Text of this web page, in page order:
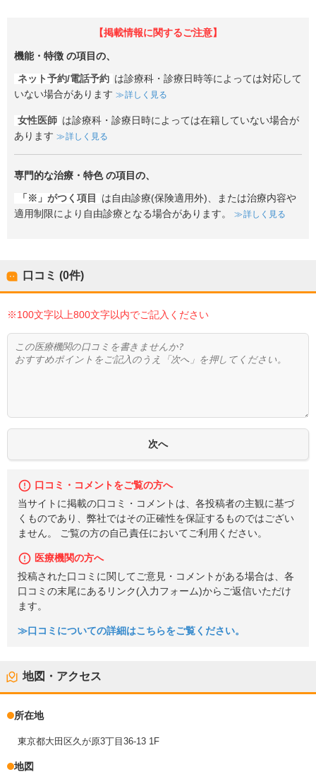
【掲載情報に関するご注意】
機能・特徴 の項目の、
ネット予約/電話予約 は診療科・診療日時等によっては対応して
いない場合があります
詳しく見る
女性医師 は診療科・診療日時によっては在籍していない場合が
あります
詳しく見る
専門的な治療・特色の項目の、
「※」がつく項目
は自由診療(保険適用外)、または治療内容や
適用制限により自由診療となる場合があります。
詳しく見る
口コミ (0件)
※100文字以上800文字以内でご記入ください
口コミ・コメントをご覧の方へ
当サイトに掲載の口コミ・コメントは、各投稿者の主観に基づ
くものであり、弊社ではその正確性を保証するものではござい
ません。 ご覧の方の自己責任においてご利用ください。
医療機関の方へ
投稿された口コミに関してご意見・コメントがある場合は、各
口コミの末尾にあるリンク(入力フォーム)からご返信いただけ
ます。
≫口コミについての詳細はこちらをご覧ください。
地図・アクセス
所在地
東京都大田区久が原3丁目36-13 1F
地図